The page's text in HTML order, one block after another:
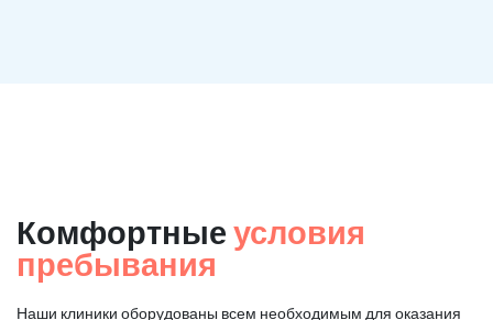
Комфортные условия
пребывания
Наши клиники оборудованы всем необходимым для оказания